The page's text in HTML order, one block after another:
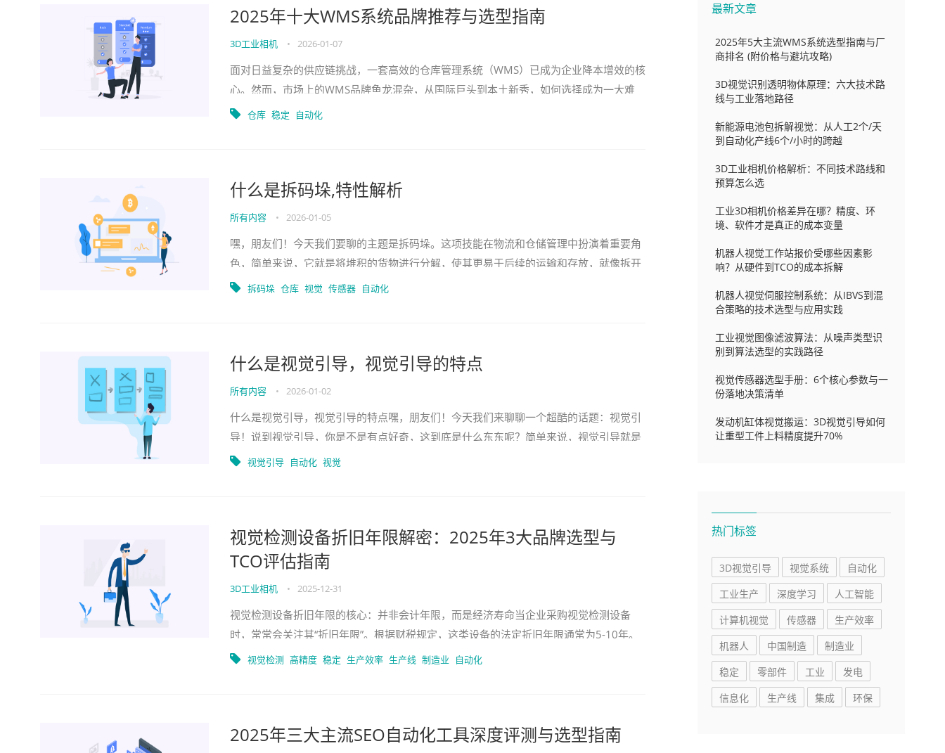
2025年十大WMS系统品牌推荐与选型指南
3D工业相机 • 2026-01-07
面对日益复杂的供应链挑战，一套高效的仓库管理系统（WMS）已成为企业降本增效的核
心。然而，市场上的WMS品牌鱼龙混杂，从国际巨头到本土新秀，如何选择成为一大难
题。选错系统不仅意味着资金的浪费，更可能导
仓库 稳定 自动化
什么是拆码垛,特性解析
所有内容 • 2026-01-05
嘿，朋友们！今天我们要聊的主题是拆码垛。这项技能在物流和仓储管理中扮演着重要角
色，简单来说，它就是将堆积的货物进行分解，使其更易于后续的运输和存放，就像拆开
一盒玩具，方便取用。拆码垛的特点是效率极高，
拆码垛 仓库 视觉 传感器 自动化
什么是视觉引导，视觉引导的特点
所有内容 • 2026-01-02
什么是视觉引导，视觉引导的特点嘿，朋友们！今天我们来聊聊一个超酷的话题：视觉引
导！说到视觉引导，你是不是有点好奇，这到底是什么东东呢？简单来说，视觉引导就是
用视觉元素来帮助人们形成理解或者记忆的技术。
视觉引导 自动化 视觉
视觉检测设备折旧年限解密：2025年3大品牌选型与
TCO评估指南
3D工业相机 • 2025-12-31
视觉检测设备折旧年限的核心：并非会计年限，而是经济寿命当企业采购视觉检测设备
时，常常会关注其“折旧年限”。根据财税规定，这类设备的法定折旧年限通常为5-10年。
然而，一个容易被忽视的关键是，设备的经济
视觉检测 高精度 稳定 生产效率 生产线 制造业 自动化
2025年三大主流SEO自动化工具深度评测与选型指南
最新文章
2025年5大主流WMS系统选型指南与厂
商排名 (附价格与避坑攻略)
3D视觉识别透明物体原理：六大技术路
线与工业落地路径
新能源电池包拆解视觉：从人工2个/天
到自动化产线6个/小时的跨越
3D工业相机价格解析：不同技术路线和
预算怎么选
工业3D相机价格差异在哪？精度、环
境、软件才是真正的成本变量
机器人视觉工作站报价受哪些因素影
响？从硬件到TCO的成本拆解
机器人视觉伺服控制系统：从IBVS到混
合策略的技术选型与应用实践
工业视觉图像滤波算法：从噪声类型识
别到算法选型的实践路径
视觉传感器选型手册：6个核心参数与一
份落地决策清单
发动机缸体视觉搬运：3D视觉引导如何
让重型工件上料精度提升70%
热门标签
3D视觉引导 视觉系统
自动化
工业生产
深度学习
人工智能
计算机视觉
传感器
生产效率
机器人
中国制造
制造业
稳定
零部件 工业
发电
信息化
生产线 集成 环保